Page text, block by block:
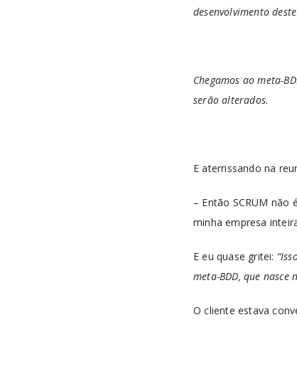
desenvolvimento
Chegamos ao meta-
serão alterados.
E aterrissando na
– Então SCRUM
minha empresa
E eu quase gritei:
meta-BDD, que
O cliente estava